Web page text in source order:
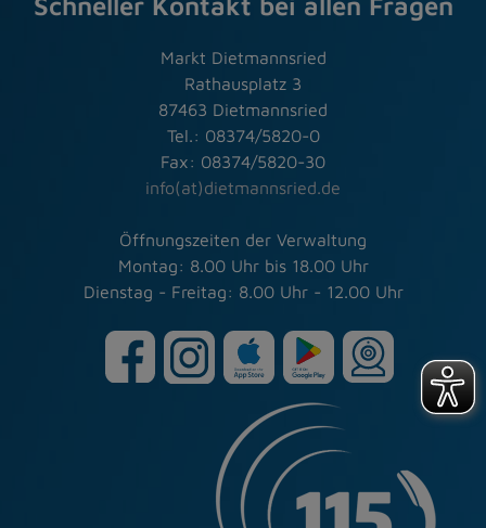
Markt Dietmannsried
Rathausplatz 3
87463 Dietmannsried
Tel.: 08374/5820-0
Fax: 08374/5820-30
info(at)dietmannsried.de
Öffnungszeiten der Verwaltung
Montag: 8.00 Uhr bis 18.00 Uhr
Dienstag - Freitag: 8.00 Uhr - 12.00 Uhr